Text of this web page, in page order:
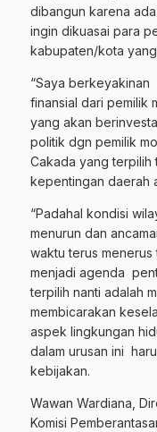
dibangun karena
ingin dikuasai para
kabupaten/kota
“Saya
finansial dari pemilik
yang akan
politik dgn pemilik
Cakada yang terpilih
kepentingan daerah
“Padahal kondisi
menurun dan
waktu terus menerus
menjadi agenda
terpilih nanti adalah
membicarakan
aspek lingkungan
dalam urusan ini
kebijakan.
Wawan Wardiana,
Komisi